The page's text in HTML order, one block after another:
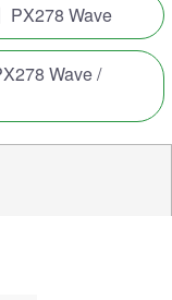
PX278 Wave
Wave /